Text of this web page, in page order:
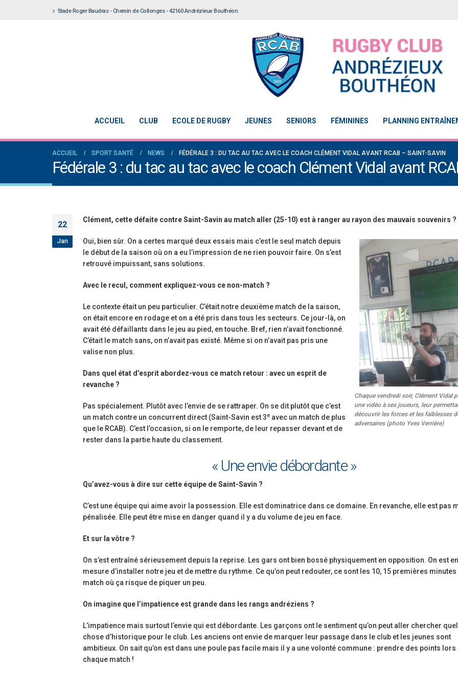
Stade Roger Baudras - Chemin de Collonges - 42160 Andrézieux Bouthéon
ACCUEIL CLUB ECOLE DE RUGBY JEUNES SENIORS FÉMININES PLANNING
ACCUEIL SPORT SANTÉ NEWS FÉDÉRALE 3 : DU TAC AU TAC AVEC LE COACH CLÉMENT VIDAL AVANT RCAB – SAINT-SAVIN
Fédérale 3 : du tac au tac avec le coach Clément Vidal avant
22
Jan
Clément, cette défaite contre Saint-Savin au match aller (25-10) est à ranger au rayon des mauvais souvenirs ?
Chaque vendredi soir, Clément Vidal
une vidéo à ses joueurs, leur
découvrir les forces et les faiblesses
adversaires (photo Yves Verrière)
Oui, bien sûr. On a certes marqué deux essais mais c’est le seul match depuis
le début de la saison où on a eu l’impression de ne rien pouvoir faire. On s’est
retrouvé impuissant, sans solutions.
Avec le recul, comment expliquez-vous ce non-match ?
Le contexte était un peu particulier. C’était notre deuxième match de la saison,
on était encore en rodage et on a été pris dans tous les secteurs. Ce jour-là, on
avait été défaillants dans le jeu au pied, en touche. Bref, rien n’avait fonctionné.
C’était le match sans, on n’avait pas existé. Même si on n’avait pas pris une
valise non plus.
Dans quel état d’esprit abordez-vous ce match retour : avec un esprit de
revanche ?
Pas spécialement. Plutôt avec l’envie de se rattraper. On se dit plutôt que c’est
un match contre un concurrent direct (Saint-Savin est 3e avec un match de plus
que le RCAB). C’est l’occasion, si on le remporte, de leur repasser devant et de
rester dans la partie haute du classement.
« Une envie débordante »
Qu’avez-vous à dire sur cette équipe de Saint-Savin ?
C’est une équipe qui aime avoir la possession. Elle est dominatrice dans ce domaine. En revanche, elle est pas
pénalisée. Elle peut être mise en danger quand il y a du volume de jeu en face.
Et sur la vôtre ?
On s’est entraîné sérieusement depuis la reprise. Les gars ont bien bossé physiquement en opposition. On est en
mesure d’installer notre jeu et de mettre du rythme. Ce qu’on peut redouter, ce sont les 10, 15 premières minutes
match où ça risque de piquer un peu.
On imagine que l’impatience est grande dans les rangs andréziens ?
L’impatience mais surtout l’envie qui est débordante. Les garçons ont le sentiment qu’on peut aller chercher
chose d’historique pour le club. Les anciens ont envie de marquer leur passage dans le club et les jeunes sont
ambitieux. On sait qu’on est dans une poule pas facile mais il y a une volonté commune : prendre des points lors
chaque match !
18 juillet 2026
6 juillet 2026
Groupe senior: tout un programme de
préparation pour être prêt le 13 septembre!
18 juin 2026
Le Touch du RCAB se distingue en finale de
champions!
1 juin 2026
Bilan des seniors garçons par Philippe
Buffevant dans Le Progrès
Fédérale 2 et Fédérale B: finir sur une bonne
note en priorité
25 avril 2026
Notre École De
Les adversaires en
vieilles
6 juillet 2026
Groupe senior: tout
préparation pour
18 juin 2026